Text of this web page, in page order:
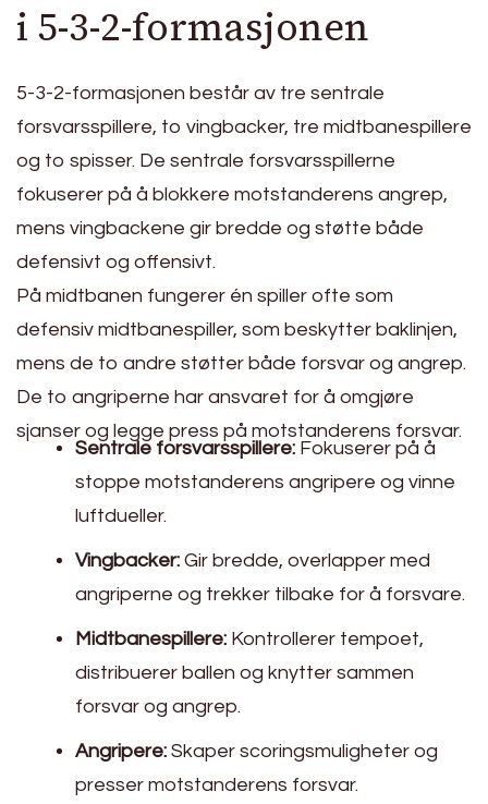
i 5-3-2-formasjonen
5-3-2-formasjonen består av tre sentrale
forsvarsspillere, to vingbacker, tre midtbanespillere
og to spisser. De sentrale forsvarsspillerne
fokuserer på å blokkere motstanderens angrep,
mens vingbackene gir bredde og støtte både
defensivt og offensivt.
På midtbanen fungerer én spiller ofte som
defensiv midtbanespiller, som beskytter baklinjen,
mens de to andre støtter både forsvar og angrep.
De to angriperne har ansvaret for å omgjøre
sjanser og legge press på motstanderens forsvar.
Sentrale forsvarsspillere: Fokuserer på å
stoppe motstanderens angripere og vinne
luftdueller.
Vingbacker: Gir bredde, overlapper med
angriperne og trekker tilbake for å forsvare.
Midtbanespillere: Kontrollerer tempoet,
distribuerer ballen og knytter sammen
forsvar og angrep.
Angripere: Skaper scoringsmuligheter og
presser motstanderens forsvar.